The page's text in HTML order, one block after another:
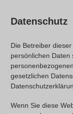
Datenschutz
Die Betreiber
persönlichen Daten
gesetzlichen
Wenn Sie diese